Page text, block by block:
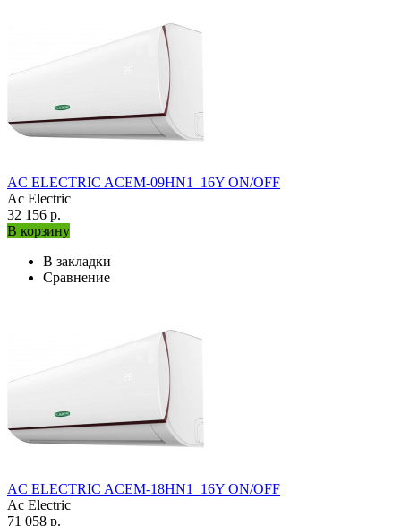
AC ELECTRIC ACEM-09HN1_16Y ON/OFF
Ac Electric
32 156 р.
В корзину
В закладки
Сравнение
AC ELECTRIC ACEM-18HN1_16Y ON/OFF
Ac Electric
71 058 р.